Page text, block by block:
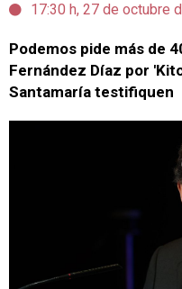
17:30 h, 27 de octubre
Podemos pide más de
Fernández Díaz por
Santamaría testifiquen